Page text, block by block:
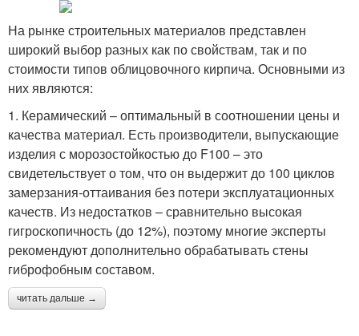
На рынке строительных материалов представлен
широкий выбор разных как по свойствам, так и по
стоимости типов облицовочного кирпича. Основными из
них являются:
1. Керамический – оптимальный в соотношении цены и
качества материал. Есть производители, выпускающие
изделия с морозостойкостью до F100 – это
свидетельствует о том, что он выдержит до 100 циклов
замерзания-оттаивания без потери эксплуатационных
качеств. Из недостатков – сравнительно высокая
гигроскопичность (до 12%), поэтому многие эксперты
рекомендуют дополнительно обрабатывать стены
гиброфобным составом.
читать дальше →